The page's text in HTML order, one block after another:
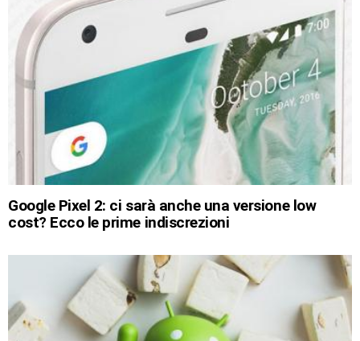
Google Pixel 2: ci sarà anche una versione low
cost? Ecco le prime indiscrezioni